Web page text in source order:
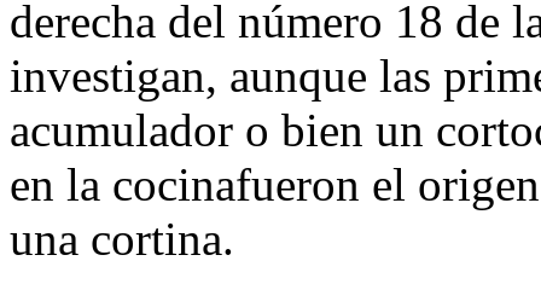
derecha del número 18 de
investigan, aunque las
acumulador o bien un
en la cocinafueron el
una cortina.